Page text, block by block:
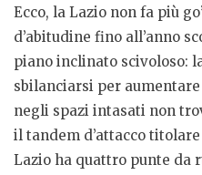
Ecco, la Lazio non fa più
d’abitudine fino all’anno
piano inclinato scivoloso:
sbilanciarsi per
negli spazi intasati non
il tandem d’attacco
Lazio ha quattro punte da